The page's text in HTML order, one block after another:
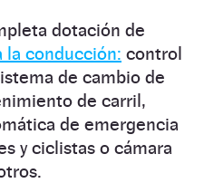
dotación de
la conducción: control
de cambio de
de carril,
de emergencia
y ciclistas o cámara